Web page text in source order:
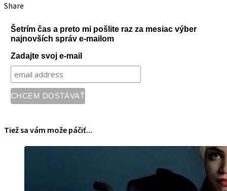
Share
Šetrím čas a preto mi pošlite raz za mesiac výber
najnovších správ e-mailom
Zadajte svoj e-mail
Tiež sa vám može páčiť...